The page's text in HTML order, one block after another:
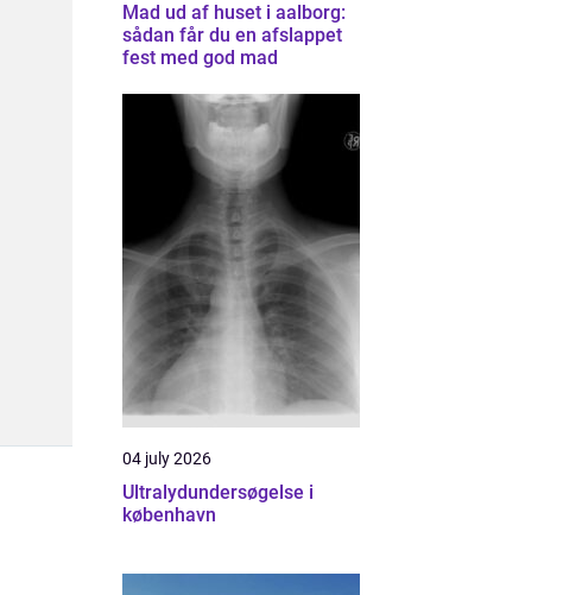
Mad ud af huset i aalborg:
sådan får du en afslappet
fest med god mad
04 july 2026
Ultralydundersøgelse i
københavn